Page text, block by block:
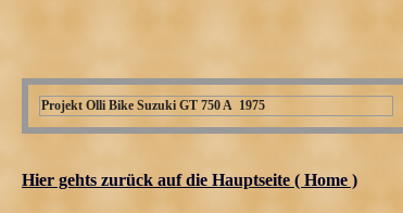
Projekt Olli Bike Suzuki GT 750 A 1975
Hier gehts zurück auf die Hauptseite ( Home )